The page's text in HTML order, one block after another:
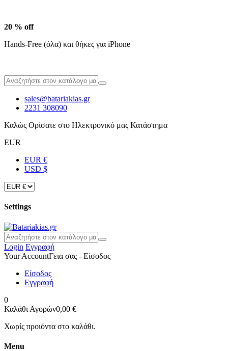
20 % off
Hands-Free (όλα) και θήκες για iPhone
sales@batariakias.gr
2231 308090
Καλώς Ορίσατε στο Ηλεκτρονικό μας Κατάστημα
EUR
EUR €
USD $
Settings
Login Εγγραφή
Your AccountΓεια σας - Είσοδος
Είσοδος
Εγγραφή
0
Καλάθι Αγορών0,00 €
Χωρίς προιόντα στο καλάθι.
Menu